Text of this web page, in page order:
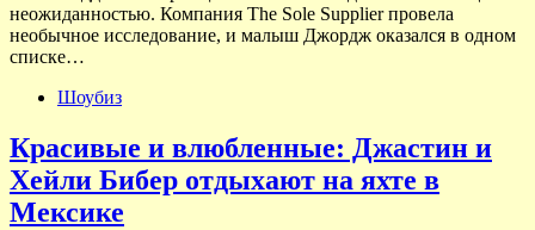
неожиданностью. Компания The Sole Supplier провела
необычное исследование, и малыш Джордж оказался в одном
списке…
Шоубиз
Красивые и влюбленные: Джастин и
Хейли Бибер отдыхают на яхте в
Мексике